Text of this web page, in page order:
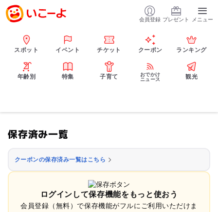
会員登録 プレゼント メニュー
スポット イベント チケット クーポン ランキング
年齢別 特集 子育て
おでかけ
ニュース
観光
保存済み一覧
クーポンの保存済み一覧はこちら
ログインして保存機能をもっと使おう
会員登録（無料）で保存機能がフルにご利用いただけま